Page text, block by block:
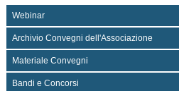
Webinar
Archivio Convegni dell'Associazione
Materiale Convegni
Bandi e Concorsi